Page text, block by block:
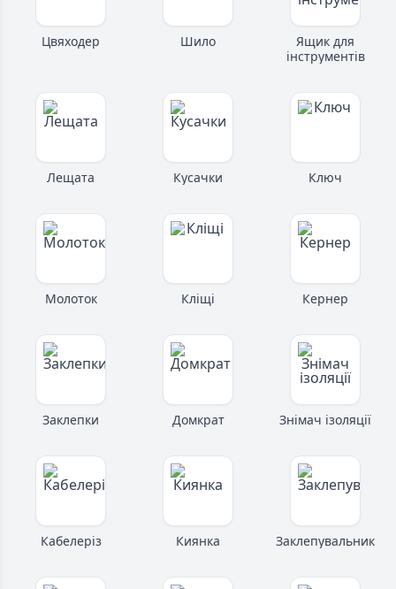
Цвяходер Шило
Ящик для
інструментів
Лещата Кусачки Ключ
Молоток Кліщі Кернер
Заклепки Домкрат Знімач ізоляції
Кабелеріз Киянка Заклепувальник